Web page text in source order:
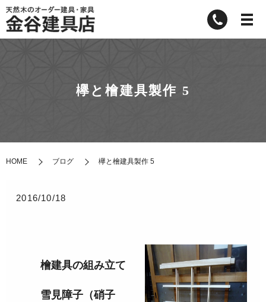
欅と檜建具製作 5
HOME ブログ 欅と檜建具製作 5
2016/10/18
檜建具の組み立て
雪見障子（硝子